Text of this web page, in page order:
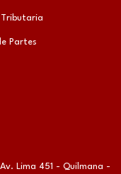
Tributaria
Partes
Lima 451 - Quilmana -